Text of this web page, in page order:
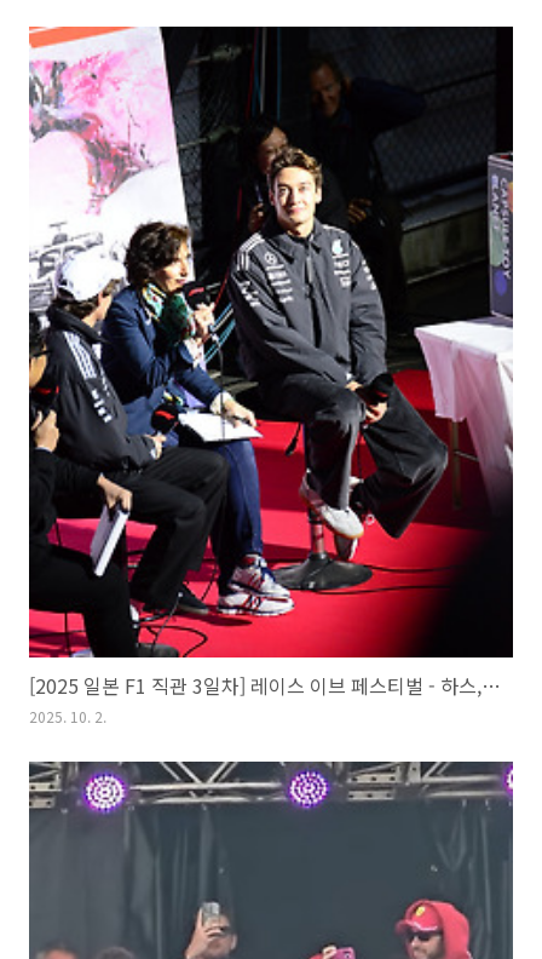
[2025 일본 F1 직관 3일차] 레이스 이브 페스티벌 - 하스, 메르세데스, 알핀 드라이버 스테이지
2025. 10. 2.